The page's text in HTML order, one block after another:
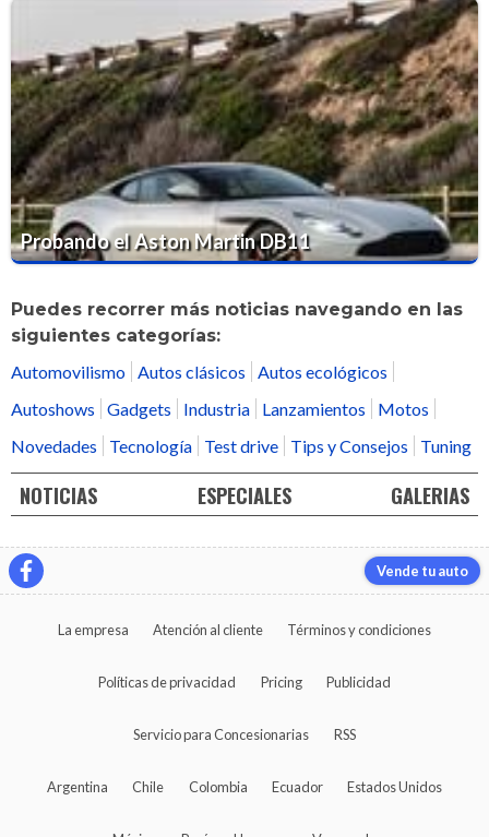
Probando el Aston Martin DB11
Puedes recorrer más noticias navegando en las
siguientes categorías:
Automovilismo Autos clásicos
Autos ecológicos
Autoshows
Gadgets Industria Lanzamientos
Motos
Novedades
Tecnología Test drive Tips y Consejos Tuning
NOTICIAS ESPECIALES GALERIAS
Vende tu auto
La empresa Atención al cliente Términos y condiciones
Políticas de privacidad Pricing Publicidad
Servicio para Concesionarias RSS
Argentina Chile Colombia Ecuador Estados Unidos